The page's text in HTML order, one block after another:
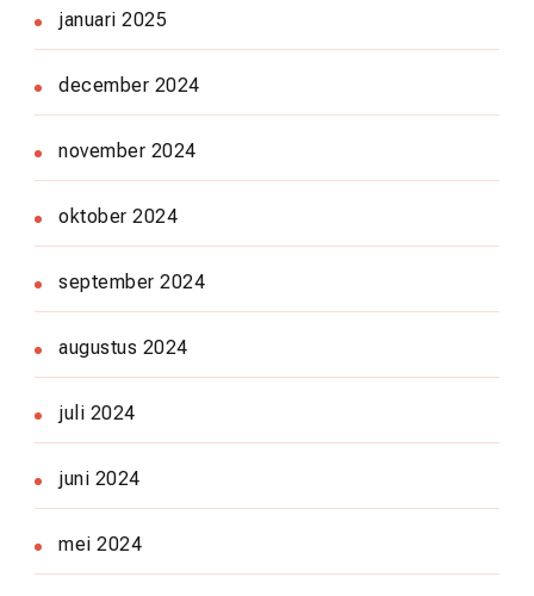
januari 2025
december 2024
november 2024
oktober 2024
september 2024
augustus 2024
juli 2024
juni 2024
mei 2024